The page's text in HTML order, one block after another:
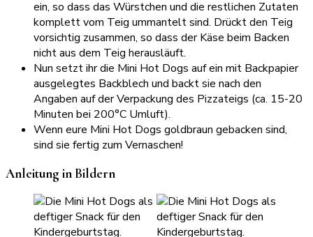
ein, so dass das Würstchen und die restlichen Zutaten
komplett vom Teig ummantelt sind. Drückt den Teig
vorsichtig zusammen, so dass der Käse beim Backen
nicht aus dem Teig herausläuft.
Nun setzt ihr die Mini Hot Dogs auf ein mit Backpapier
ausgelegtes Backblech und backt sie nach den
Angaben auf der Verpackung des Pizzateigs (ca. 15-20
Minuten bei 200°C Umluft).
Wenn eure Mini Hot Dogs goldbraun gebacken sind,
sind sie fertig zum Vernaschen!
Anleitung in Bildern